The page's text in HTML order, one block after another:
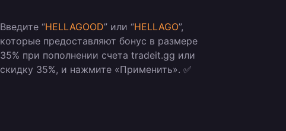
Введите “HELLAGOOD” или “HELLAGO”,
которые предоставляют бонус в размере
35% при пополнении счета tradeit.gg или
скидку 35%, и нажмите «Применить». ✅